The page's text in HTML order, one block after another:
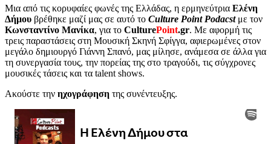
Μια από τις κορυφαίες φωνές της Ελλάδας, η ερμηνεύτρια Ελένη
Δήμου βρέθηκε μαζί μας σε αυτό το Culture Point Podacstμε τον
Κωνσταντίνο Μανίκα, για το CulturePoint.gr. Με αφορμή τις
τρεις παραστάσεις στη Μουσική Σκηνή Σφίγγα, αφιερωμένες στον
μεγάλο δημιουργό Γιάννη Σπανό, μας μίλησε, ανάμεσα σε άλλα για
τη συνεργασία τους, την πορείας της στο τραγούδι, τις σύγχρονες
μουσικές τάσεις και τα talent shows.
Ακούστε την ηχογράφηση της συνέντευξης.